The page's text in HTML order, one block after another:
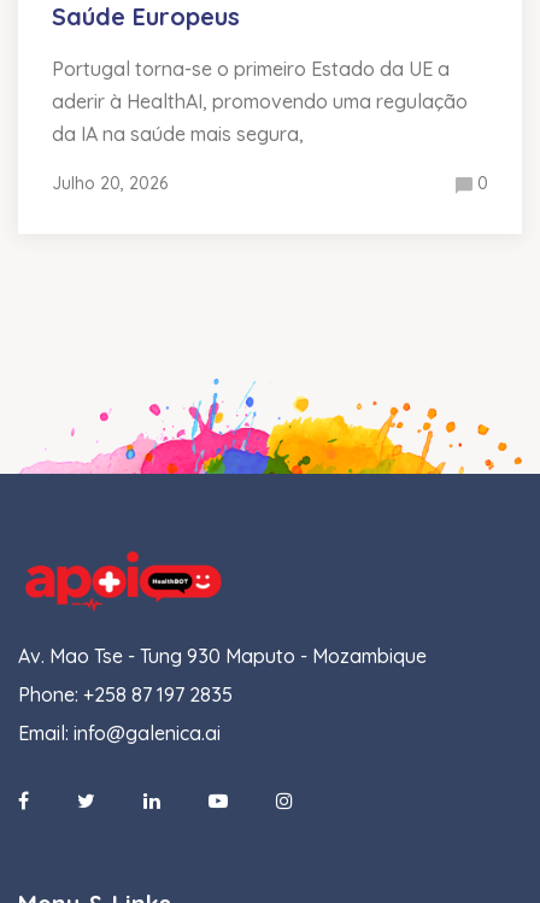
Saúde Europeus
Portugal torna-se o primeiro Estado da UE a
aderir à HealthAI, promovendo uma regulação
da IA na saúde mais segura,
Julho 20, 2026 0
Av. Mao Tse - Tung 930 Maputo - Mozambique
Phone: +258 87 197 2835
Email: info@galenica.ai